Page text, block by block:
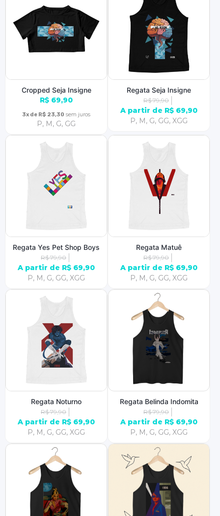
Cropped Seja Insigne
R$ 69,90
3x de R$ 23,30 sem juros
P, M, G, GG
Regata Seja Insigne
R$ 79,90
A partir de R$ 69,90
P, M, G, GG, XGG
Regata Yes Pet Shop Boys
R$ 79,90
A partir de R$ 69,90
P, M, G, GG, XGG
Regata Matuê
R$ 79,90
A partir de R$ 69,90
P, M, G, GG, XGG
Regata Noturno
R$ 79,90
A partir de R$ 69,90
P, M, G, GG, XGG
Regata Belinda Indomita
R$ 79,90
A partir de R$ 69,90
P, M, G, GG, XGG